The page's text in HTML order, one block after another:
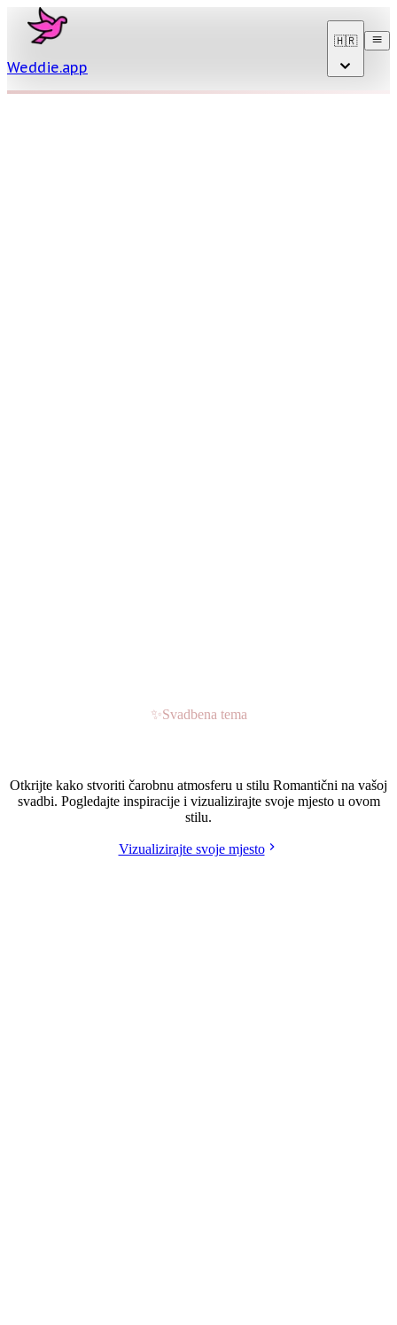
Weddie.app
🇭🇷
✨Svadbena tema
Otkrijte kako stvoriti čarobnu atmosferu u stilu Romantični na vašoj
svadbi. Pogledajte inspiracije i vizualizirajte svoje mjesto u ovom
stilu.
Vizualizirajte svoje mjesto